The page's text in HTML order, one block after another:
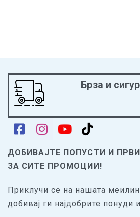
Брза и
ДОБИВАЈТЕ ПОПУСТИ И
ЗА СИТЕ ПРОМОЦИИ!
Приклучи се на нашата
добивај ги најдобрите понуди